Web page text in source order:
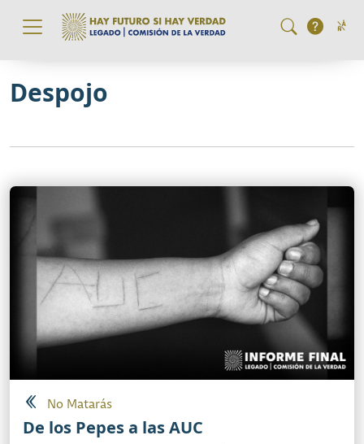
Pasar al contenido principal
Despojo
No Matarás
De los Pepes a las AUC